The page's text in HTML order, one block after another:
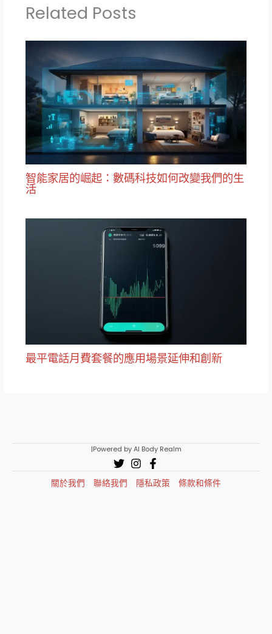
Related Posts
智能家居的崛起：數碼科技如何改變我們的生
活
最平電話月費套餐的應用場景延伸和創新
|Powered by AI Body Realm
關於我們 聯絡我們 隱私政策 條款和條件